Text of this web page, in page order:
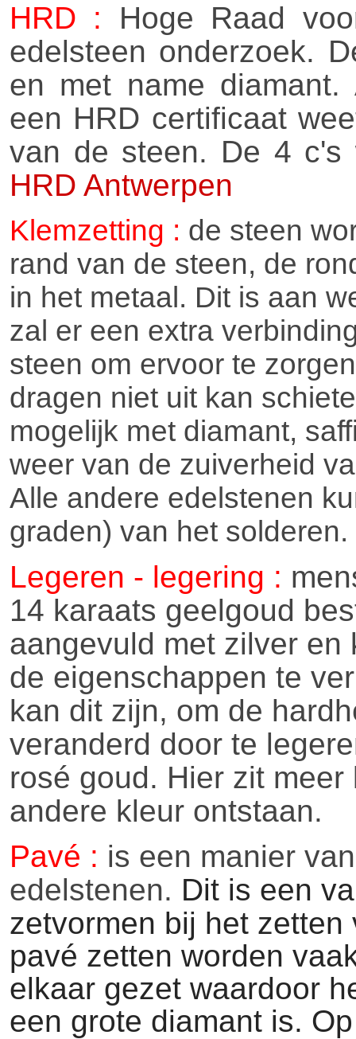
HRD : Hoge Raad
edelsteen onderzoek.
en met name
een HRD certificaat
van de steen. De 4 c's
HRD Antwerpen
Klemzetting : de steen
rand van de steen, de
in het metaal. Dit is aan
zal er een extra
steen om ervoor te
dragen niet uit kan
mogelijk met diamant,
weer van de zuiverheid
Alle andere edelstenen
graden) van het solderen.
Legeren - legering :
14 karaats geelgoud
aangevuld met zilver en
de eigenschappen te
kan dit zijn, om de
veranderd door te
rosé goud. Hier zit
andere kleur ontstaan.
Pavé : is een manier
edelstenen. Dit is een
zetvormen bij het
pavé zetten worden
elkaar gezet waardoor
een grote diamant is.